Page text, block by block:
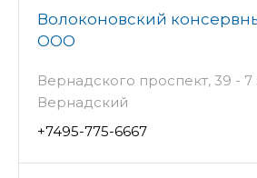
Волоконовский
ООО
Вернадского проспект, 39 -
Вернадский
+7495-775-6667